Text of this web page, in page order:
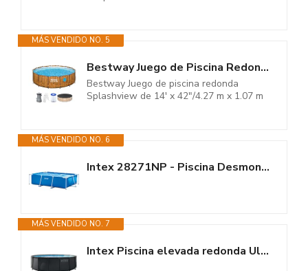
MÁS VENDIDO NO. 5
Bestway Juego de Piscina Redonda Splashview de 14' x 42"/4.27 m x 1.07 m
Bestway Juego de piscina redonda
Splashview de 14' x 42"/4.27 m x 1.07 m
MÁS VENDIDO NO. 6
Intex 28271NP - Piscina Desmontable Small Frame 260 x 160 x 65 cm, 2.282...
MÁS VENDIDO NO. 7
Intex Piscina elevada redonda Ultra XTR Frame 488x122 cm con depuradora...